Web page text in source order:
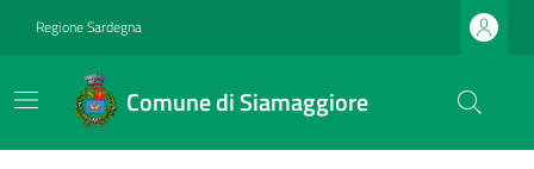
Regione Sardegna
Comune di Siamaggiore